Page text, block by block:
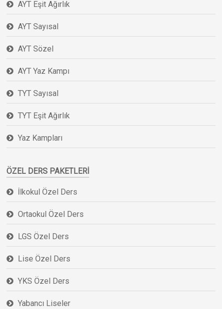
AYT Eşit Ağırlık
AYT Sayısal
AYT Sözel
AYT Yaz Kampı
TYT Sayısal
TYT Eşit Ağırlık
Yaz Kampları
ÖZEL DERS PAKETLERI
İlkokul Özel Ders
Ortaokul Özel Ders
LGS Özel Ders
Lise Özel Ders
YKS Özel Ders
Yabancı Liseler